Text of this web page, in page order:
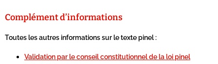
Complément d’informations
Toutes les autres informations sur le texte pinel :
Validation par le conseil constitutionnel de la loi pinel